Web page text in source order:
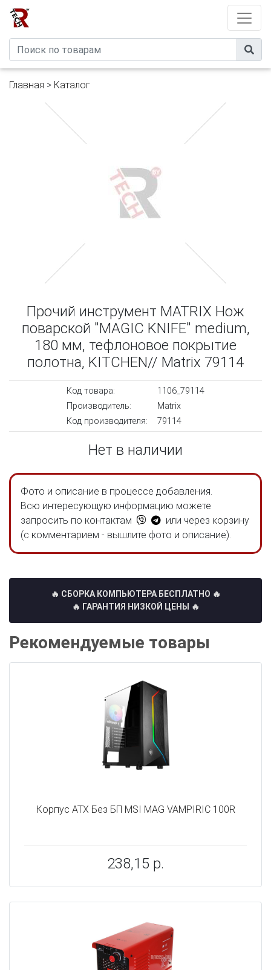
Главная > Каталог
Прочий инструмент MATRIX Нож
поварской "MAGIC KNIFE" medium,
180 мм, тефлоновое покрытие
полотна, KITCHEN// Matrix 79114
Код товара:
1106_79114
Производитель:
Matrix
Код производителя:
79114
Нет в наличии
Фото и описание в процессе добавления.
Всю интересующую информацию можете
запросить по контактам
или через корзину
(с комментарием - вышлите фото и описание).
🔥 СБОРКА КОМПЬЮТЕРА БЕСПЛАТНО 🔥
🔥 ГАРАНТИЯ НИЗКОЙ ЦЕНЫ 🔥
Рекомендуемые товары
Корпус ATX Без БП MSI MAG VAMPIRIC 100R
238,15 р.